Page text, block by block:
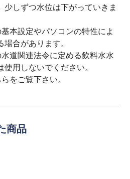
少しずつ水位は下がっていきま
本設定やパソコンの特性によ
場合があります。
道関連法令に定める飲料水水
用しないでください。
をご覧下さい。
商品